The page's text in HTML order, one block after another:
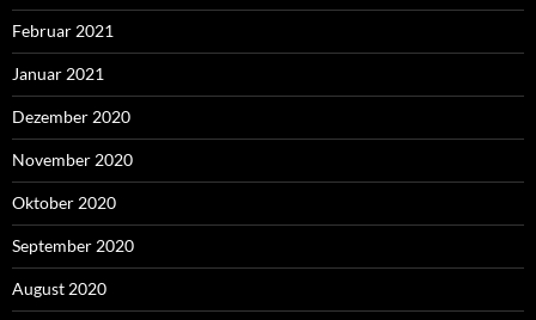
Februar 2021
Januar 2021
Dezember 2020
November 2020
Oktober 2020
September 2020
August 2020